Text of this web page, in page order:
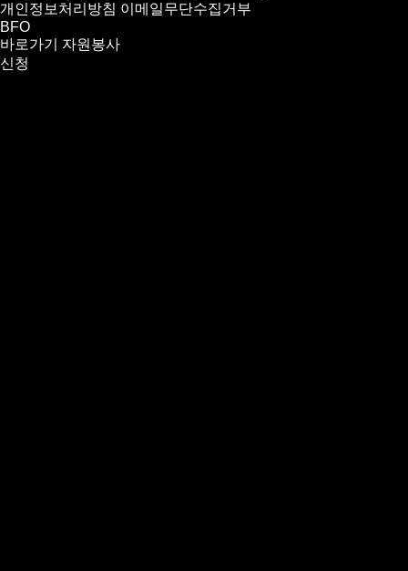
개인정보처리방침 이메일무단수집거부
BFO
바로가기
자원봉사
신청